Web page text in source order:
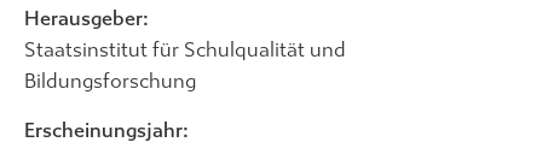
Herausgeber:
Staatsinstitut für Schulqualität und
Bildungsforschung
Erscheinungsjahr: